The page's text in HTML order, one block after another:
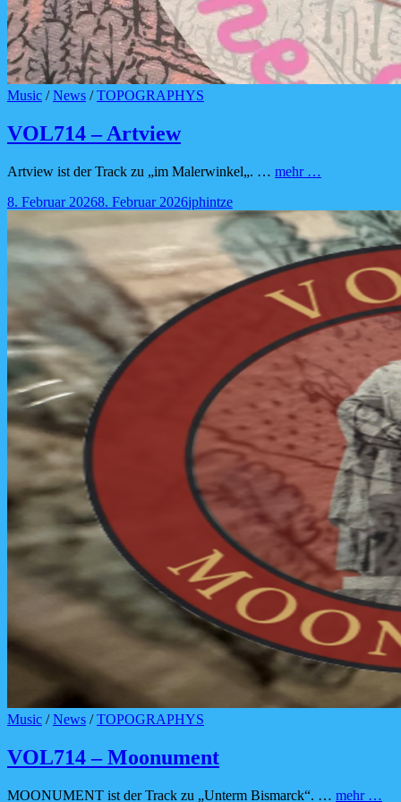
Cat
Music /News /TOPOGRAPHYS
VOL714 – Artview
Artview ist der Track zu „im Malerwinkel„. … mehr …
Posted-
8. Februar 20268. Februar 2026By
line
Byline
jphintze
Cat
Music /News /TOPOGRAPHYS
VOL714 – Moonument
MOONUMENT ist der Track zu „Unterm Bismarck“. … mehr …